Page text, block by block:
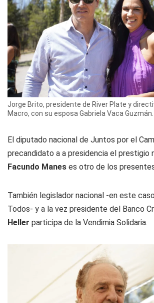
Jorge Brito, presidente de River Plate y
Macro, con su esposa Gabriela Vaca Guzmán.
El diputado nacional de Juntos por el
precandidato a a presidencia el prestigio
Facundo Manes es otro de los
También legislador nacional -en este
Todos- y a la vez presidente del Banco
Heller participa de la Vendimia Solidaria.